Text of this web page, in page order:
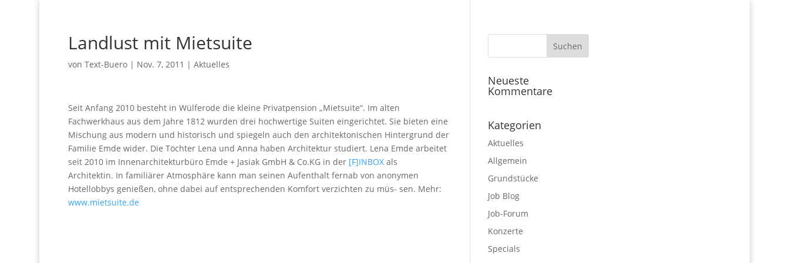
Landlust mit Mietsuite
vonText-Buero | Nov. 7, 2011 |Aktuelles
Seit Anfang 2010 besteht in Wülferode die kleine Privatpension „Mietsuite“. Im alten
Fachwerkhaus aus dem Jahre 1812 wurden drei hochwertige Suiten eingerichtet. Sie bieten eine
Mischung aus modern und historisch und spiegeln auch den architektonischen Hintergrund der
Familie Emde wider. Die Töchter Lena und Anna haben Architektur studiert. Lena Emde arbeitet
seit 2010 im Innenarchitekturbüro Emde + Jasiak GmbH & Co.KG in der [F]INBOX als
Architektin. In familiärer Atmosphäre kann man seinen Aufenthalt fernab von anonymen
Hotellobbys genießen, ohne dabei auf entsprechenden Komfort verzichten zu müs- sen. Mehr:
www.mietsuite.de
Neueste
Kommentare
Kategorien
Aktuelles
Allgemein
Grundstücke
Job Blog
Job-Forum
Konzerte
Specials